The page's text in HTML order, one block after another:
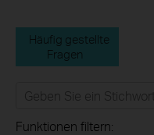
Häufig gestellte
Fragen
Funktionen filtern: